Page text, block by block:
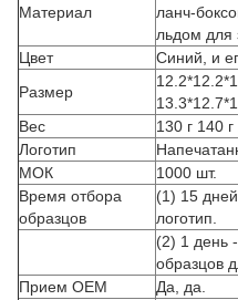
Материал
ланч-
льдом для
Цвет
Синий, и
Размер
Вес
130 г 140 г
Логотип
МОК
1000 шт.
Время отбора
образцов
(1) 15
логотип.
(2) 1 день
образцов
Прием OEM
Да, да.